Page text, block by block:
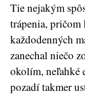
Tie nejakým
trápenia, pričom
každodenných
zanechal niečo
okolím, neľahké
pozadí takmer